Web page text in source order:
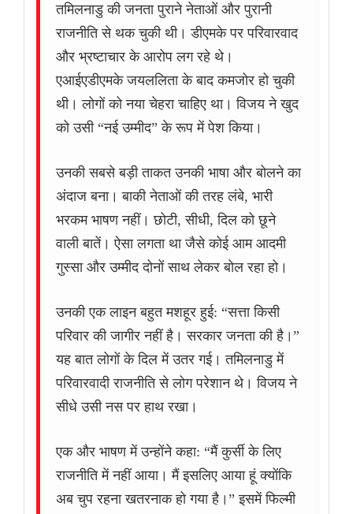
तमिलनाडु की जनता पुराने नेताओं और पुरानी
राजनीति से थक चुकी थी। डीएमके पर परिवारवाद
और भ्रष्टाचार के आरोप लग रहे थे।
एआईएडीएमके जयललिता के बाद कमजोर हो चुकी
थी। लोगों को नया चेहरा चाहिए था। विजय ने खुद
को उसी “नई उम्मीद” के रूप में पेश किया।
उनकी सबसे बड़ी ताकत उनकी भाषा और बोलने का
अंदाज बना। बाकी नेताओं की तरह लंबे, भारी
भरकम भाषण नहीं। छोटी, सीधी, दिल को छूने
वाली बातें। ऐसा लगता था जैसे कोई आम आदमी
गुस्सा और उम्मीद दोनों साथ लेकर बोल रहा हो।
उनकी एक लाइन बहुत मशहूर हुई: “सत्ता किसी
परिवार की जागीर नहीं है। सरकार जनता की है।”
यह बात लोगों के दिल में उतर गई। तमिलनाडु में
परिवारवादी राजनीति से लोग परेशान थे। विजय ने
सीधे उसी नस पर हाथ रखा।
एक और भाषण में उन्होंने कहा: “मैं कुर्सी के लिए
राजनीति में नहीं आया। मैं इसलिए आया हूं क्योंकि
अब चुप रहना खतरनाक हो गया है।” इसमें फिल्मी